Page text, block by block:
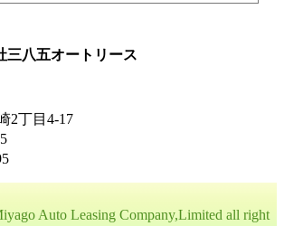
三八五オートリース
2丁目4-17
Auto Leasing Company,Limited all right